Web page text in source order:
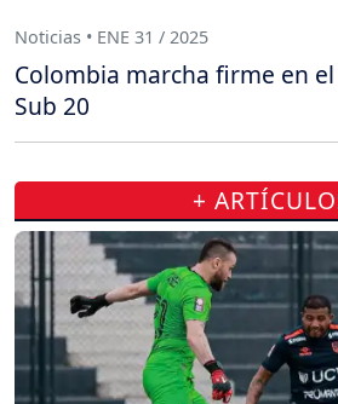
Noticias • ENE 31 / 2025
Colombia marcha firme en
Sub 20
+